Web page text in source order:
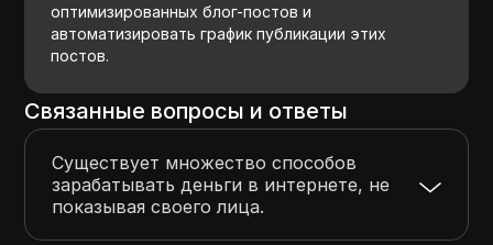
оптимизированных блог-постов и
автоматизировать график публикации этих
постов.
Связанные вопросы и ответы
Существует множество способов
зарабатывать деньги в интернете, не
показывая своего лица.